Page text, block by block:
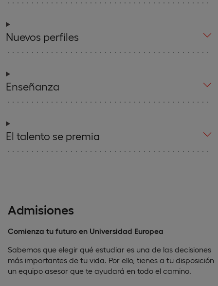
Nuevos perfiles
Enseñanza
El talento se premia
Admisiones
Comienza tu futuro en Universidad Europea
Sabemos que elegir qué estudiar es una de las decisiones
más importantes de tu vida. Por ello, tienes a tu disposición
un equipo asesor que te ayudará en todo el camino.